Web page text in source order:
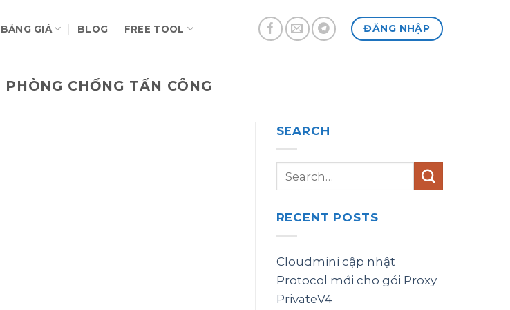
BẢNG GIÁ BLOG FREE TOOL ĐĂNG NHẬP
PHÒNG CHỐNG TẤN CÔNG
SEARCH
RECENT POSTS
Cloudmini cập nhật
Protocol mới cho gói Proxy
PrivateV4